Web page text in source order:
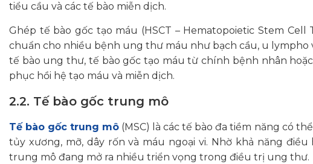
tiểu cầu và các tế bào miễn dịch.
Ghép tế bào gốc tạo máu (HSCT – Hematopoietic Stem
chuẩn cho nhiều bệnh ung thư máu như bạch cầu, u lympho
tế bào ung thư, tế bào gốc tạo máu từ chính bệnh nhân
phục hồi hệ tạo máu và miễn dịch.
2.2. Tế bào gốc trung mô
Tế bào gốc trung mô (MSC) là các tế bào đa tiềm năng có
tủy xương, mỡ, dây rốn và máu ngoại vi. Nhờ khả năng
trung mô đang mở ra nhiều triển vọng trong điều trị ung thư.